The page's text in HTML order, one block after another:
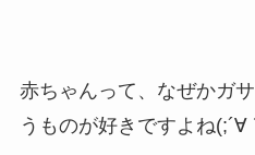
赤ちゃんって、なぜかガ
うものが好きですよね(;´∀